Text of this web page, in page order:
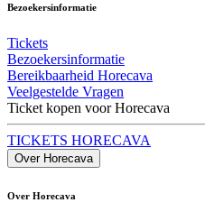
Bezoekersinformatie
Tickets
Bezoekersinformatie
Bereikbaarheid Horecava
Veelgestelde Vragen
Ticket kopen voor Horecava
TICKETS HORECAVA
Over Horecava
Over Horecava